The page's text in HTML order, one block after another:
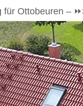
für Ottobeuren –